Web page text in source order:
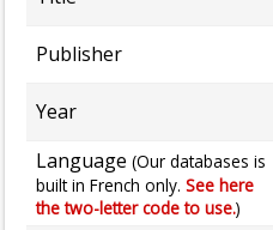
Publisher
Year
Language (Our databases is
built in French only. See here
the two-letter code to use.)